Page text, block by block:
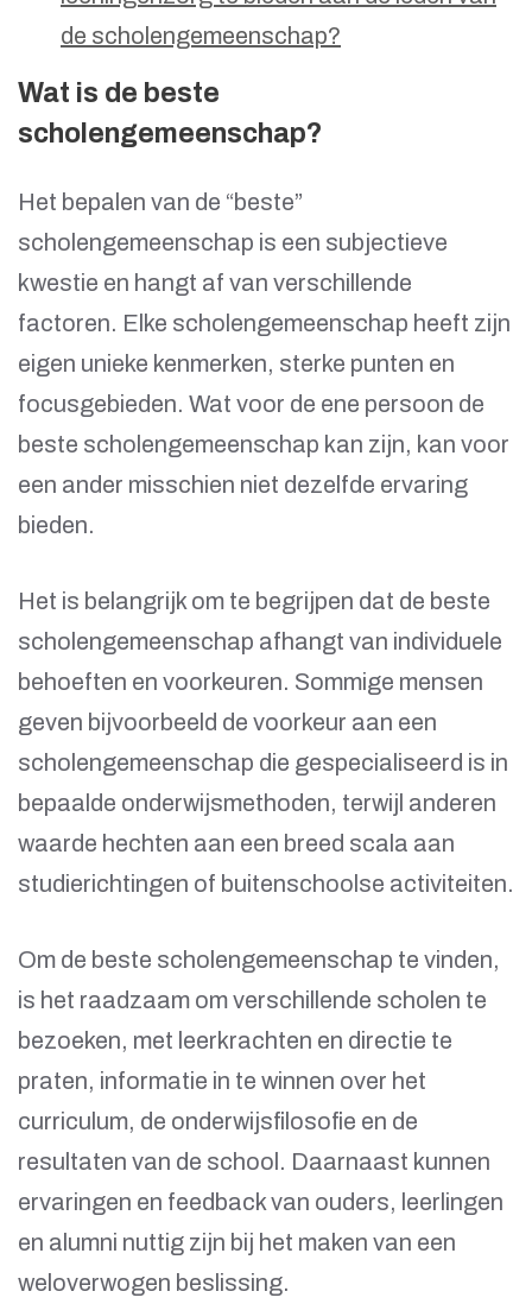
de scholengemeenschap?
Wat is de beste
scholengemeenschap?
Het bepalen van de “beste”
scholengemeenschap is een subjectieve
kwestie en hangt af van verschillende
factoren. Elke scholengemeenschap heeft zijn
eigen unieke kenmerken, sterke punten en
focusgebieden. Wat voor de ene persoon de
beste scholengemeenschap kan zijn, kan voor
een ander misschien niet dezelfde ervaring
bieden.
Het is belangrijk om te begrijpen dat de beste
scholengemeenschap afhangt van individuele
behoeften en voorkeuren. Sommige mensen
geven bijvoorbeeld de voorkeur aan een
scholengemeenschap die gespecialiseerd is in
bepaalde onderwijsmethoden, terwijl anderen
waarde hechten aan een breed scala aan
studierichtingen of buitenschoolse activiteiten.
Om de beste scholengemeenschap te vinden,
is het raadzaam om verschillende scholen te
bezoeken, met leerkrachten en directie te
praten, informatie in te winnen over het
curriculum, de onderwijsfilosofie en de
resultaten van de school. Daarnaast kunnen
ervaringen en feedback van ouders, leerlingen
en alumni nuttig zijn bij het maken van een
weloverwogen beslissing.